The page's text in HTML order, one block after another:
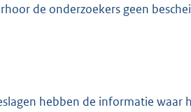
de onderzoekers geen
hebben de informatie waar